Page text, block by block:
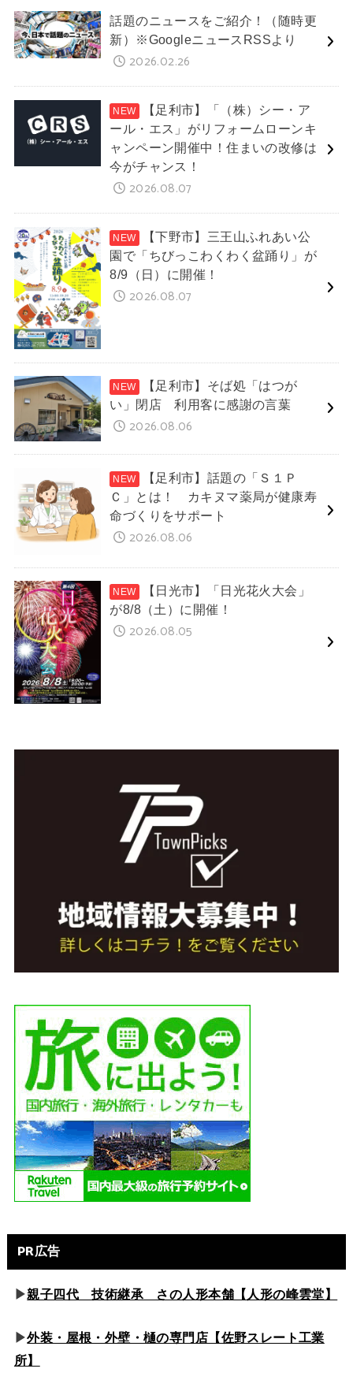
話題のニュースをご紹介！（随時更
新）※GoogleニュースRSSより
2026.02.26
【足利市】「（株）シー・ア
ール・エス」がリフォームローンキ
ャンペーン開催中！住まいの改修は
今がチャンス！
2026.08.07
【下野市】三王山ふれあい公
園で「ちびっこわくわく盆踊り」が
8/9（日）に開催！
2026.08.07
【足利市】そば処「はつが
い」閉店 利用客に感謝の言葉
2026.08.06
【足利市】話題の「Ｓ１Ｐ
Ｃ」とは！ カキヌマ薬局が健康寿
命づくりをサポート
2026.08.06
【日光市】「日光花火大会」
が8/8（土）に開催！
2026.08.05
PR広告
▶親子四代 技術継承 さの人形本舗【人形の峰雲堂】
▶外装・屋根・外壁・樋の専門店【佐野スレート工業
所】